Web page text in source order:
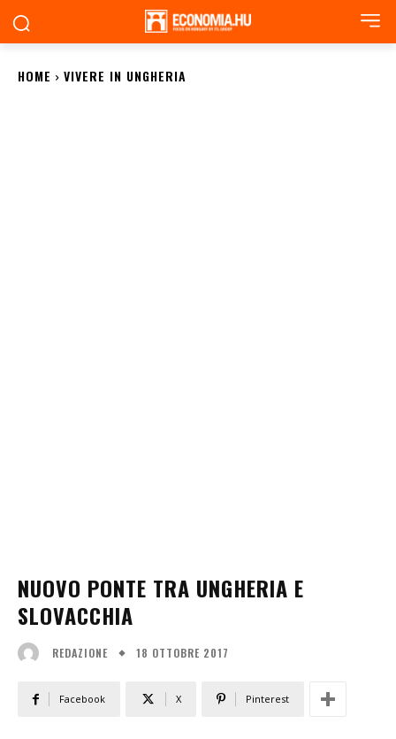
HOME VIVERE IN UNGHERIA
NUOVO PONTE TRA UNGHERIA E
SLOVACCHIA
REDAZIONE 18 OTTOBRE 2017
Facebook X Pinterest